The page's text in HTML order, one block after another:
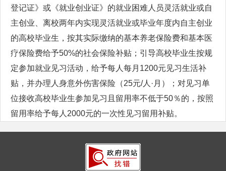
登记证》或《就业创业证》的就业困难人员灵活就业或自
主创业、离校两年内实现灵活就业或毕业年度内自主创业
的高校毕业生，按其实际缴纳的基本养老保险费和基本医
疗保险费给予50%的社会保险补贴；引导高校毕业生按规
定参加就业见习活动，给予每人每月1200元见习生活补
贴，并办理人身意外伤害保险（25元/人·月）；对见习单
位接收高校毕业生参加见习且留用率不低于50％的，按照
留用率给予每人2000元的一次性见习留用补贴。